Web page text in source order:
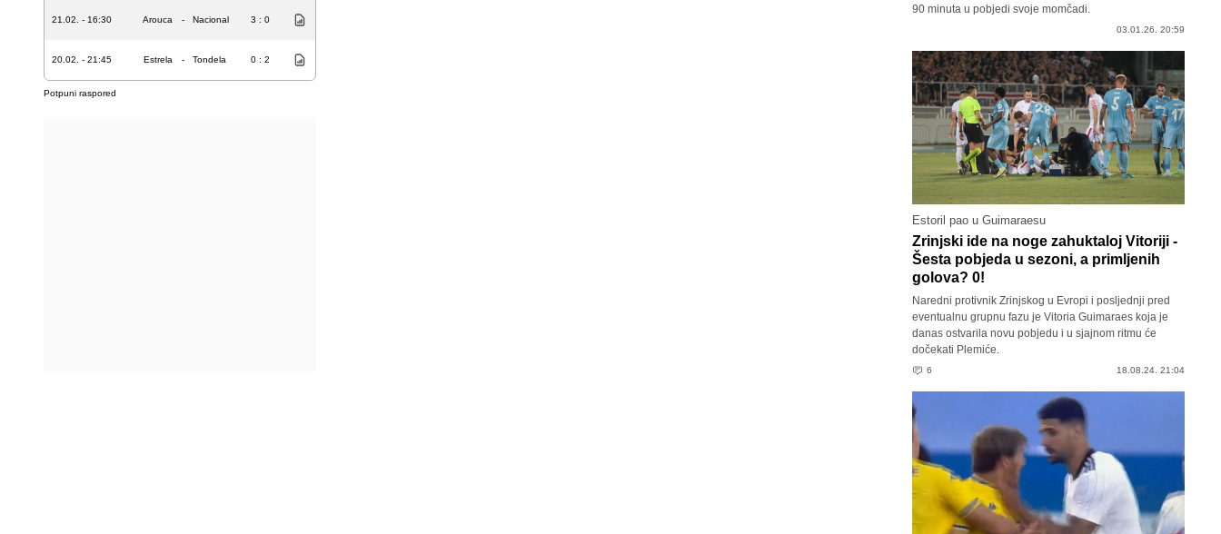
21.02. - 16:30 Arouca - Nacional 3 : 0
20.02. - 21:45 Estrela - Tondela 0 : 2
Potpuni raspored
90 minuta u pobjedi svoje momčadi.
03.01.26. 20:59
Estoril pao u Guimaraesu
Zrinjski ide na noge zahuktaloj Vitoriji -
Šesta pobjeda u sezoni, a primljenih
golova? 0!
Naredni protivnik Zrinjskog u Evropi i posljednji pred
eventualnu grupnu fazu je Vitoria Guimaraes koja je
danas ostvarila novu pobjedu i u sjajnom ritmu će
dočekati Plemiće.
6 18.08.24. 21:04